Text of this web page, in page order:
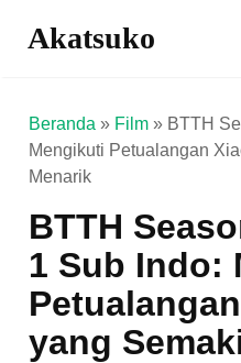
Akatsuko
Beranda » Film » BTTH
Mengikuti Petualangan
Menarik
BTTH
1 Sub Indo:
yang